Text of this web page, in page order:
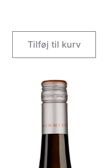
Tilføj til kurv